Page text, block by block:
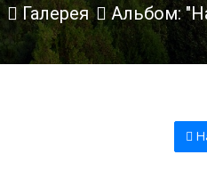
Галерея Альбом: